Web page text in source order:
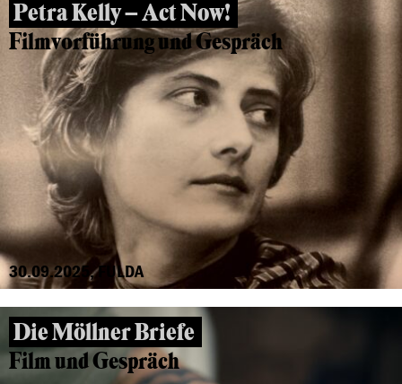
Petra Kelly – Act Now!
Filmvorführung und Gespräch
30.09.2025, FULDA
Die Möllner Briefe
Film und Gespräch